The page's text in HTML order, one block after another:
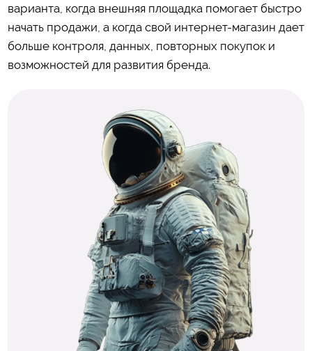
варианта, когда внешняя площадка помогает быстро
начать продажи, а когда свой интернет-магазин дает
больше контроля, данных, повторных покупок и
возможностей для развития бренда.